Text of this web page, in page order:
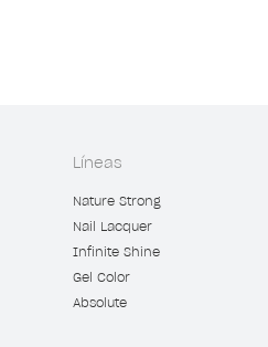
Líneas
Nature Strong
Nail Lacquer
Infinite Shine
Gel Color
Absolute